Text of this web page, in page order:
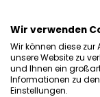
Wir verwenden
Wir können diese
unsere Website zu
und Ihnen ein
Informationen zu
Einstellungen.